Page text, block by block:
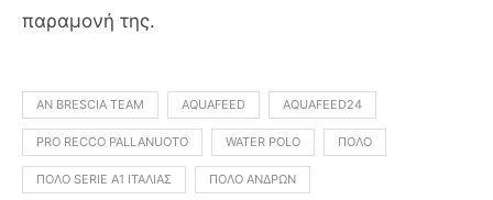
παραμονή της.
AN BRESCIA TEAM AQUAFEED AQUAFEED24
PRO RECCO PALLANUOTO WATER POLO ΠΌΛΟ
ΠΌΛΟ SERIE A1 ΙΤΑΛΊΑΣ ΠΌΛΟ ΑΝΔΡΏΝ